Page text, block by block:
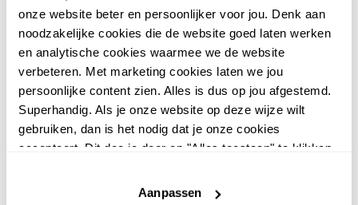
onze website beter en persoonlijker voor jou. Denk aan
noodzakelijke cookies die de website goed laten werken
en analytische cookies waarmee we de website
verbeteren. Met marketing cookies laten we jou
persoonlijke content zien. Alles is dus op jou afgestemd.
Superhandig. Als je onze website op deze wijze wilt
gebruiken, dan is het nodig dat je onze cookies
accepteert. Dit doe je door op "Alles toestaan" te klikken.
website niet optimaal functioneert.
Aanpassen